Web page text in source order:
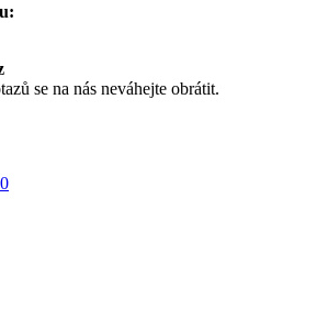
se na nás neváhejte obrátit.